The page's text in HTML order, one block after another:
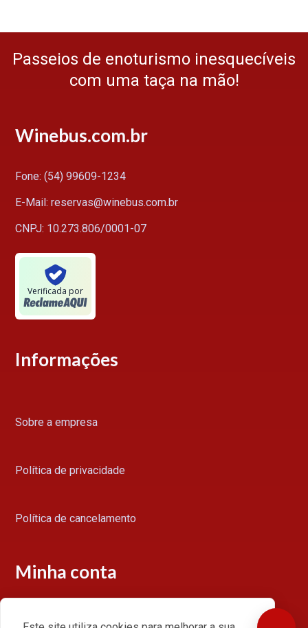
Passeios de enoturismo inesquecíveis
com uma taça na mão!
Winebus.com.br
Fone: (54) 99609-1234
E-Mail: reservas@winebus.com.br
CNPJ: 10.273.806/0001-07
Verificada por
Informações
Sobre a empresa
Política de privacidade
Política de cancelamento
Minha conta